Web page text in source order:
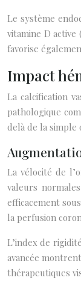
Le système
vitamine D
favorise
Impact
La calcification
pathologique
delà de la simple
La vélocité de
valeurs
efficacement
la perfusion
L’index de
avancée
thérapeutiques